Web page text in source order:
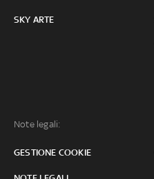
SKY ARTE
Note legali:
GESTIONE COOKIE